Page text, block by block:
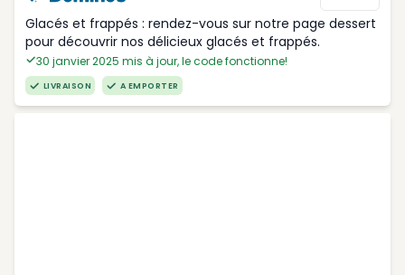
Glacés et frappés : rendez-vous sur notre page dessert
pour découvrir nos délicieux glacés et frappés.
30 janvier 2025 mis à jour, le code fonctionne!
LIVRAISON A EMPORTER